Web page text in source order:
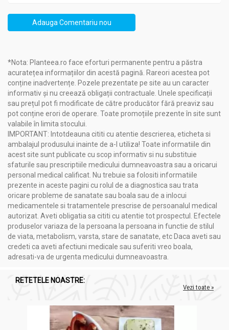
(*) Ingrediente din agricultura ecologica.
din regiunea Baikal.
Fabricat in: Estonia
Recomandari
Sampon traditional nr1 fortifiant propolis cedru 550ml -
RETETELE BUNICII AGAFIA
Beneficii :
Întărește firul de păr și reduce căderea acestuia
, datorită
proprietăților fortifiante ale extractului de propolis și
uleiului de semințe de pin Siberian.
Hidratează și menține elasticitatea părului , datorită
extractelor de Humulus Lupulus și Geranium Sibiricum.
Îmbunătățește circulația sanguină în scalp
, reducând
căderea părului și promovând creșterea unui păr
sănătos, datorită extractului de Inula Helenium.
Ajută la îmbunătățirea sănătății scalpului și reducerea
inflamațiilor
, datorită extractelor de Chamomila Recutita
și radacina de Panax Ginseng.
profunzime și îngrijește părul, fără a-l usca sau a-l irita.
astfel încât poate fi folosit frecvent fără a avea efecte
secundare nocive.
Ajută la menținerea sănătății și frumuseții părului
Adauga Comentariu nou
*Nota: Planteea.ro face eforturi permanente pentru a păstra
acuratețea informațiilor din acestă pagină. Rareori acestea pot
conține inadvertențe. Pozele prezentate pe site au un caracter
informativ și nu creează obligații contractuale. Unele specificații
sau prețul pot fi modificate de către producător fără preaviz sau
pot conține erori de operare. Toate promoțiile prezente în site sunt
valabile în limita stocului.
IMPORTANT: Intotdeauna cititi cu atentie descrierea, eticheta si
ambalajul produsului inainte de a-l utiliza! Toate informatiile din
acest site sunt publicate cu scop informativ si nu substituie
sfaturile sau prescriptiile medicului dumneavoastra sau a oricarui
personal medical calificat. Nu trebuie sa folositi informatiile
prezente in aceste pagini cu rolul de a diagnostica sau trata
oricare probleme de sanatate sau boala sau de a inlocui
medicamentele si tratamentele prescrise de persoanalul medical
autorizat. Aveti obligatia sa cititi cu atentie tot prospectul. Efectele
produselor variaza de la persoana la persoana in functie de stilul
de viata, metabolism, varsta, stare de sanatate, etc Daca aveti sau
credeti ca aveti afectiuni medicale sau suferiti vreo boala,
adresati-va de urgenta medicului dumneavoastra.
RETETELE NOASTRE:
Vezi toate »